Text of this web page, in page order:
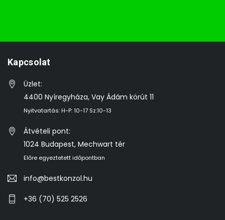
Kapcsolat
Üzlet:
4400 Nyíregyháza, Vay Ádám körút 11
Nyitvatartás: H-P: 10-17 Sz:10-13
Átvételi pont:
1024 Budapest, Mechwart tér
Előre egyeztetett időpontban
info@bestkonzol.hu
+36 (70) 525 2526